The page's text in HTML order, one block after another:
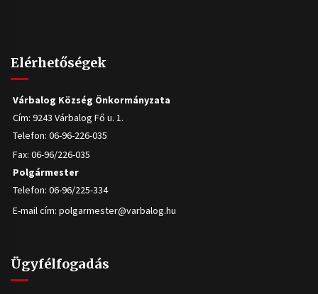
Elérhetőségek
Várbalog Község Önkormányzata
Cím: 9243 Várbalog Fő u. 1.
Telefon: 06-96-226-035
Fax: 06-96/226-035
Polgármester
Telefon: 06-96/225-334
E-mail cím: polgarmester@varbalog.hu
Ügyfélfogadás